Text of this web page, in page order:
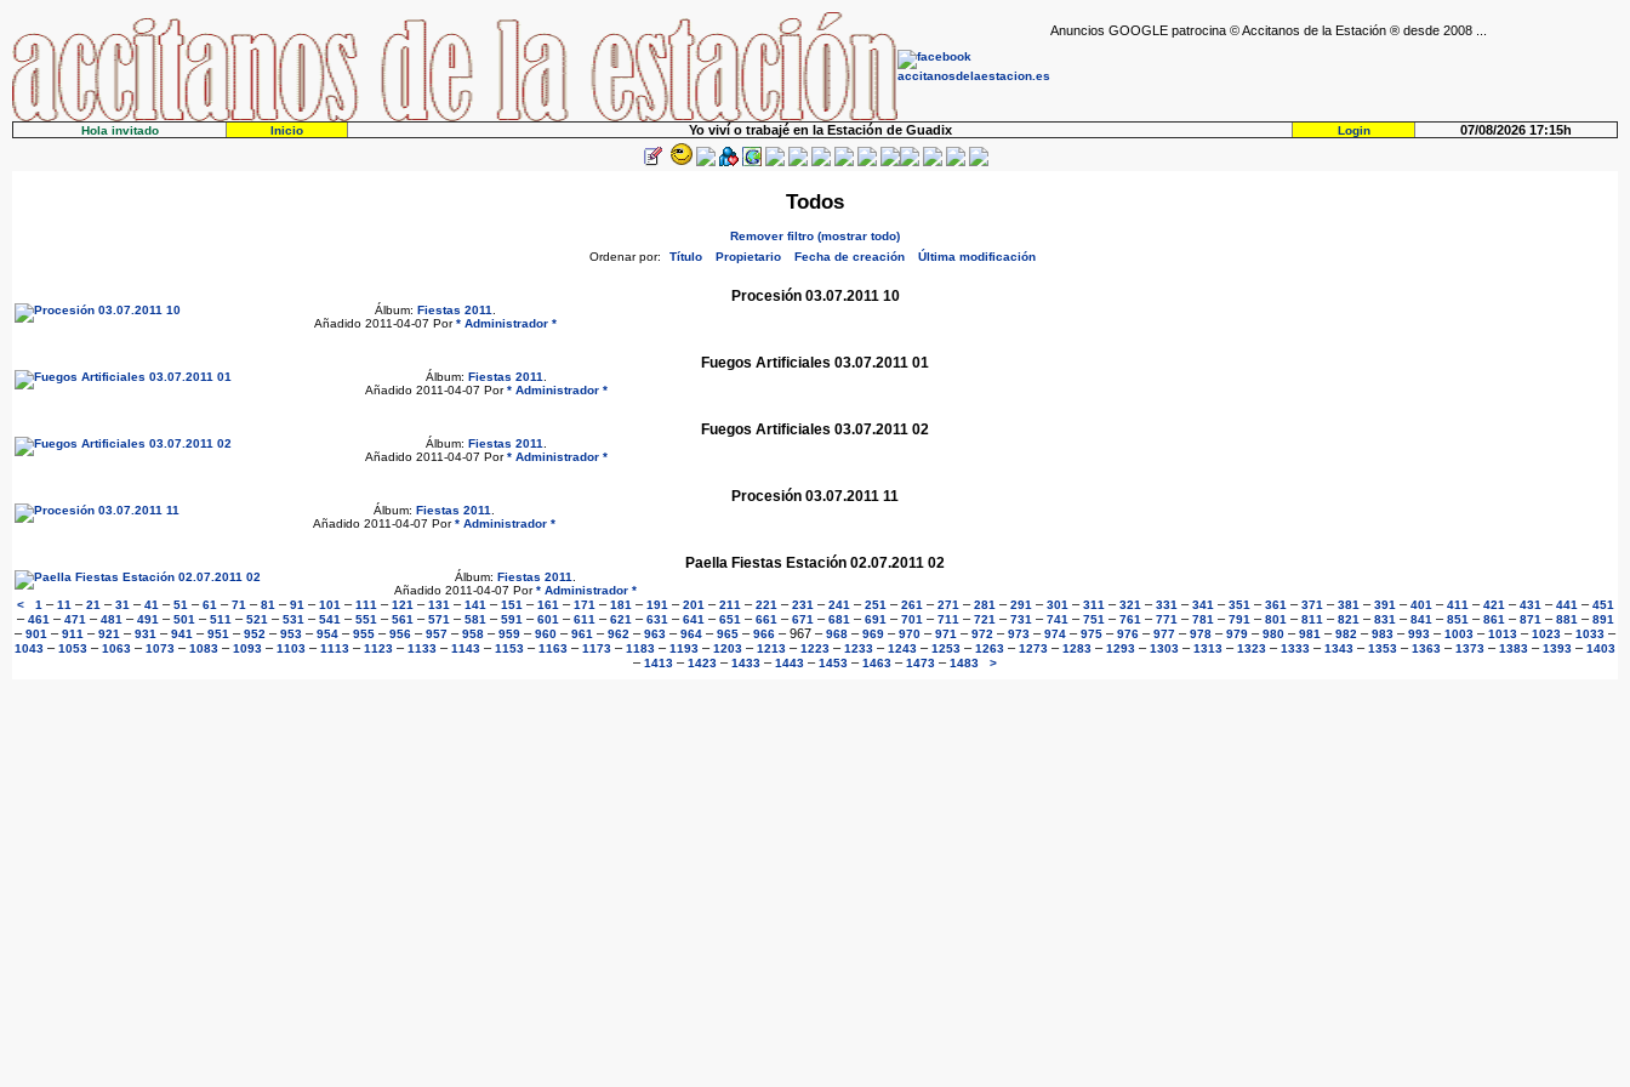
Anuncios GOOGLE patrocina © Accitanos de la Estación ® desde 2008 ...
Hola invitado Inicio Yo viví o trabajé en la Estación de Guadix Login 07/08/2026 17:15h
Todos
Remover filtro (mostrar todo)
Ordenar por:
Título Propietario Fecha de creación Última modificación
Procesión 03.07.2011 10
Álbum: Fiestas 2011
Añadido 2011-04-07 Por* Administrador *
Fuegos Artificiales 03.07.2011 01
Álbum: Fiestas 2011
Añadido 2011-04-07 Por* Administrador *
Fuegos Artificiales 03.07.2011 02
Álbum: Fiestas 2011
Añadido 2011-04-07 Por* Administrador *
Procesión 03.07.2011 11
Álbum: Fiestas 2011
Añadido 2011-04-07 Por* Administrador *
Paella Fiestas Estación 02.07.2011 02
Álbum: Fiestas 2011
Añadido 2011-04-07 Por* Administrador *
<
1 – 11 – 21 – 31 – 41 – 51 – 61 – 71 – 81 – 91 – 101 – 111 – 121 – 131 – 141 – 151 – 161 – 171 – 181 – 191 – 201 – 211 – 221 – 231 – 241 – 251 – 261 – 271 – 281 – 291 – 301 – 311 – 321 – 331 – 341 – 351 – 361 – 371 – 381 – 391 – 401 – 411 – 421 – 431 – 441 – 451
– 461 – 471 – 481 – 491 – 501 – 511 – 521 – 531 – 541 – 551 – 561 – 571 – 581 – 591 – 601 – 611 – 621 – 631 – 641 – 651 – 661 – 671 – 681 – 691 – 701 – 711 – 721 – 731 – 741 – 751 – 761 – 771 – 781 – 791 – 801 – 811 – 821 – 831 – 841 – 851 – 861 – 871 – 881 – 891
– 901 – 911 – 921 – 931 – 941 – 951 – 952 – 953 – 954 – 955 – 956 – 957 – 958 – 959 – 960 – 961 – 962 – 963 – 964 – 965 – 966 – 967 – 968 – 969 – 970 – 971 – 972 – 973 – 974 – 975 – 976 – 977 – 978 – 979 – 980 – 981 – 982 – 983 – 993 – 1003 – 1013 – 1023 – 1033 –
1043 – 1053 – 1063 – 1073 – 1083 – 1093 – 1103 – 1113 – 1123 – 1133 – 1143 – 1153 – 1163 – 1173 – 1183 – 1193 – 1203 – 1213 – 1223 – 1233 – 1243 – 1253 – 1263 – 1273 – 1283 – 1293 – 1303 – 1313 – 1323 – 1333 – 1343 – 1353 – 1363 – 1373 – 1383 – 1393 – 1403
– 1413 – 1423 – 1433 – 1443 – 1453 – 1463 – 1473 – 1483 >